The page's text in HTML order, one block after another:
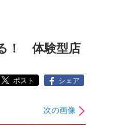
！ 体験型店
ポスト シェア
次の画像